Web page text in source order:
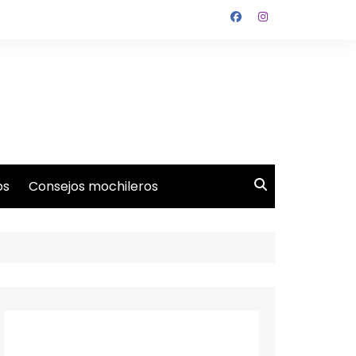
Consejos mochileros